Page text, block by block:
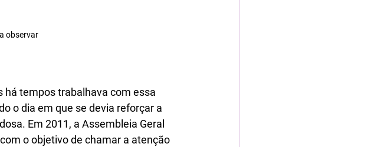
observar
há tempos trabalhava com essa
o dia em que se devia reforçar a
Em 2011, a Assembleia Geral
o objetivo de chamar a atenção